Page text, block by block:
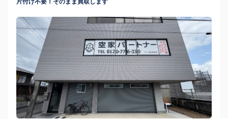
片付け不要！そのまま買取します